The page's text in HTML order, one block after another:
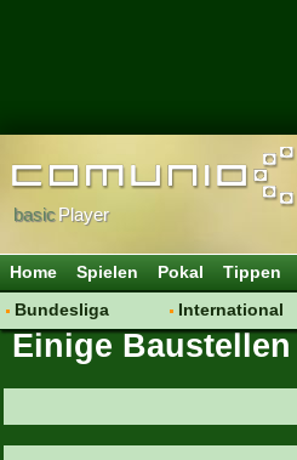
basicPlayer
Home Spielen Pokal Tippen
Bundesliga
Hot News
Vereinsdiskussion
International
Vereine
Einige